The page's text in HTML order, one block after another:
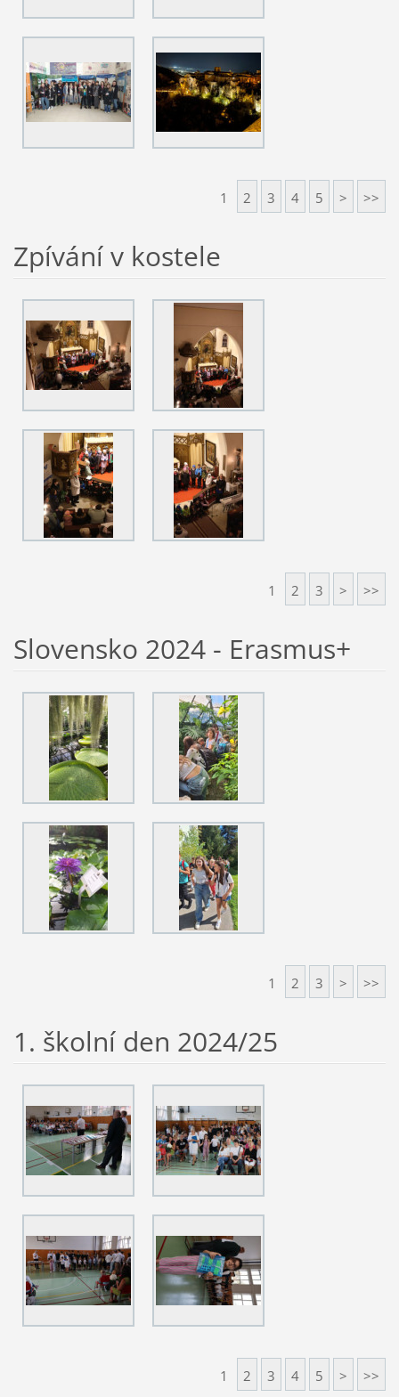
1 2 3 4 5 > >>
Zpívání v kostele
1 2 3 > >>
Slovensko 2024 - Erasmus+
1 2 3 > >>
1. školní den 2024/25
1 2 3 4 5 > >>